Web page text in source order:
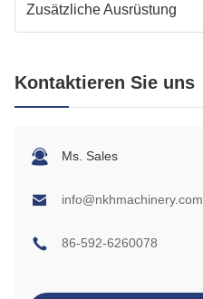
Zusätzliche Ausrüstung
Kontaktieren Sie uns
Ms. Sales
info@nkhmachinery.com
86-592-6260078